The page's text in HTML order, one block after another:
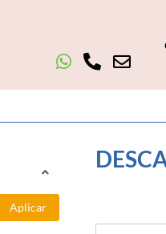
Aplicar